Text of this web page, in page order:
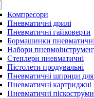
Компресори
Пневматичні дрилі
Пневматичні гайковерти
Бормашинки пневматичні
Набори
Степлери пневматичні
Пістолети продувальні
Пневматичні шприци для
Пневматичні картриджні
Пневматичні